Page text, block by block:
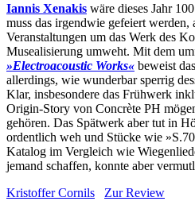
Iannis Xenakis wäre dieses Jahr
muss das irgendwie gefeiert werden,
Veranstaltungen um das Werk des
Musealisierung umweht. Mit dem
»Electroacoustic Works« beweist
allerdings, wie wunderbar sperrig
Klar, insbesondere das Frühwerk
Origin-Story von Concrète PH
gehören. Das Spätwerk aber tut in
ordentlich weh und Stücke wie
Katalog im Vergleich wie
jemand schaffen, konnte aber
Kristoffer Cornils
Zur Review